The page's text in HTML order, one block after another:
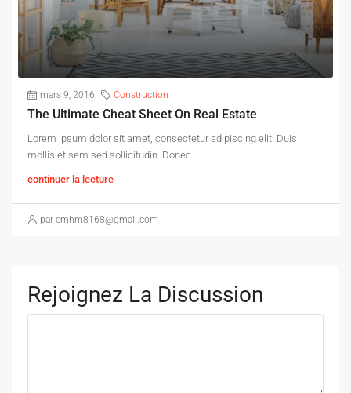
mars 9, 2016 Construction
The Ultimate Cheat Sheet On Real Estate
Lorem ipsum dolor sit amet, consectetur adipiscing elit. Duis
mollis et sem sed sollicitudin. Donec...
continuer la lecture
par cmhm8168@gmail.com
Rejoignez La Discussion